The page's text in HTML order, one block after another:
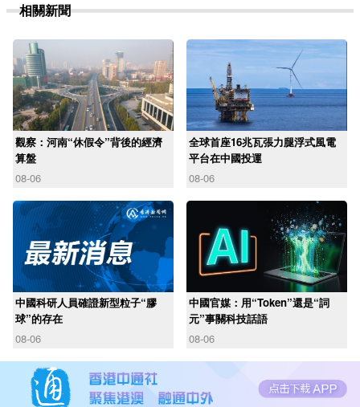
相關新聞
觀察：河南“休假令”背後的經濟
算盤
08-06
全球首座16兆瓦張力腿浮式風電
平台在中國投運
08-06
中國科研人員確證新型粒子“膠
球”的存在
08-06
中國官媒：用“Token”還是“詞
元”事關科技話語
08-06